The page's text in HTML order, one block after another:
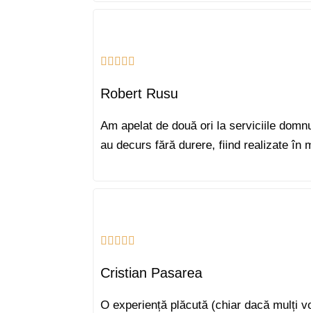
Robert Rusu
Am apelat de două ori la serviciile
au decurs fără durere, fiind realizate în
Cristian Pasarea
O experiență plăcută (chiar dacă mulți